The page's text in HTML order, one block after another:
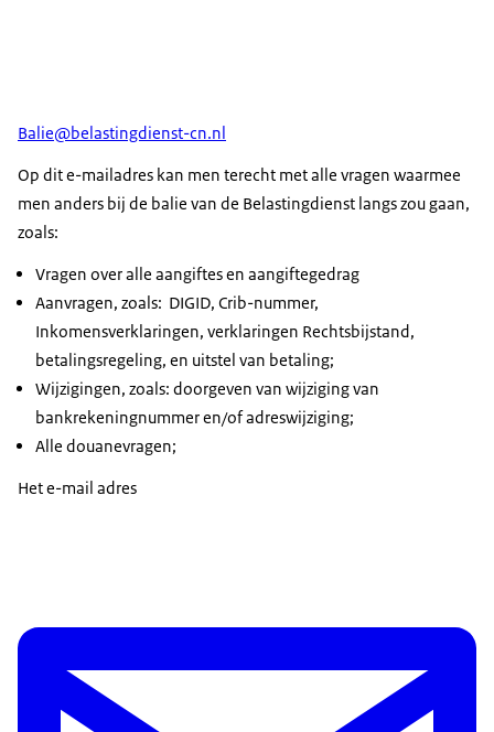
Balie@belastingdienst-cn.nl
Op dit e-mailadres kan men terecht met alle vragen waarmee
men anders bij de balie van de Belastingdienst langs zou gaan,
zoals:
Vragen over alle aangiftes en aangiftegedrag
Aanvragen, zoals: DIGID, Crib-nummer,
Inkomensverklaringen, verklaringen Rechtsbijstand,
betalingsregeling, en uitstel van betaling;
Wijzigingen, zoals: doorgeven van wijziging van
bankrekeningnummer en/of adreswijziging;
Alle douanevragen;
Het e-mail adres